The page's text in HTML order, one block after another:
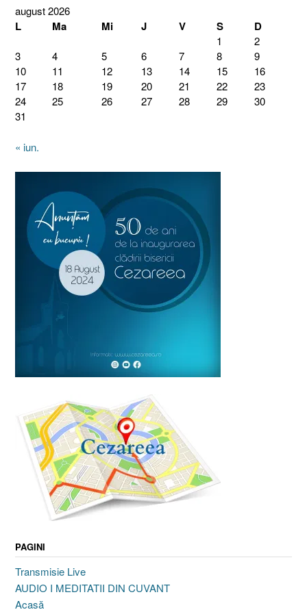
august 2026
L Ma Mi J V S D
1
2
3
4 5 6 7 8
9
10
11 12 13 14 15
16
17
18 19 20 21 22
23
24
25 26 27 28 29
30
31
« iun.
PAGINI
Transmisie Live
AUDIO I MEDITATII DIN CUVANT
Acasă